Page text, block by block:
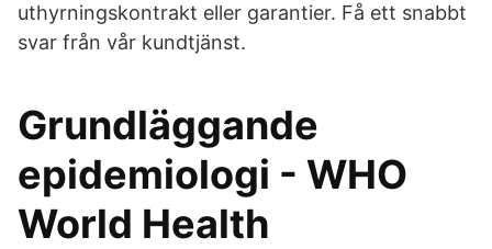
uthyrningskontrakt eller garantier. Få ett snabbt
svar från vår kundtjänst.
Grundläggande
epidemiologi - WHO
World Health